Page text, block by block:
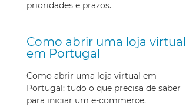
prioridades e prazos.
Como abrir uma loja virtual
em Portugal
Como abrir uma loja virtual em
Portugal: tudo o que precisa de saber
para iniciar um e-commerce.